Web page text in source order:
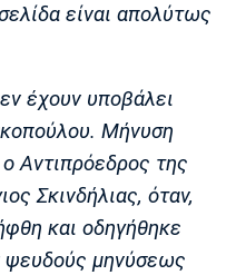
Μπάγερν
Μαρσέιγ
είναι απολύτως
έχουν υποβάλει
Μήνυση
Αντιπρόεδρος της
Σκινδήλιας, όταν,
και οδηγήθηκε
ψευδούς μηνύσεως